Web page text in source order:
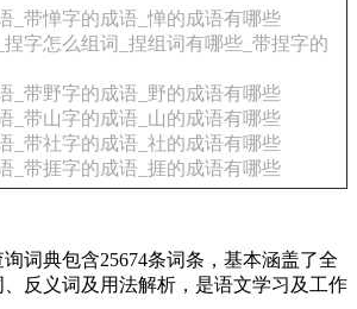
_带惮字的成语_惮的成语有哪些
捏字怎么组词_捏组词有哪些_带捏字的
_带野字的成语_野的成语有哪些
_带山字的成语_山的成语有哪些
_带社字的成语_社的成语有哪些
_带捱字的成语_捱的成语有哪些
词典包含25674条词条，基本涵盖了全
反义词及用法解析，是语文学习及工作